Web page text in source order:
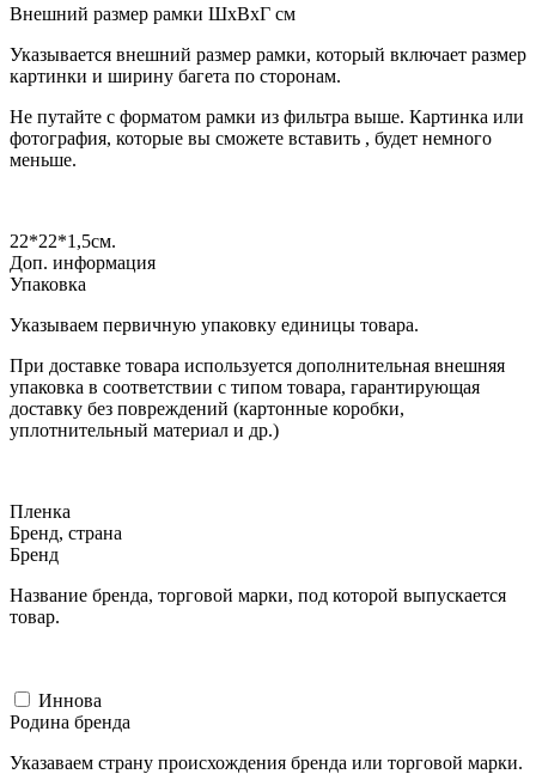
Внешний размер рамки ШxВxГ см
Указывается внешний размер рамки, который включает размер
картинки и ширину багета по сторонам.
Не путайте с форматом рамки из фильтра выше. Картинка или
фотография, которые вы сможете вставить , будет немного
меньше.
22*22*1,5см.
Доп. информация
Упаковка
Указываем первичную упаковку единицы товара.
При доставке товара используется дополнительная внешняя
упаковка в соответствии с типом товара, гарантирующая
доставку без повреждений (картонные коробки,
уплотнительный материал и др.)
Пленка
Бренд, страна
Бренд
Название бренда, торговой марки, под которой выпускается
товар.
Иннова
Родина бренда
Указаваем страну происхождения бренда или торговой марки.